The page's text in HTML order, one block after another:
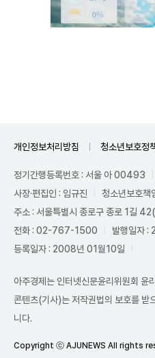
개인정보처리방침 청소년보호정
정기간행등록번호 : 서울 아 00493
사장·편집인 : 임규진
청소년보호책
주소 : 서울특별시 종로구 종로 1길
전화 : 02-767-1500
발행일자 :
등록일자 : 2008년 01월10일
아주경제는 인터넷신문윤리위원회 윤
콘텐츠(기사)는 저작권법의 보호를 받
니다.
Copyright ⓒ AJUNEWS All rights